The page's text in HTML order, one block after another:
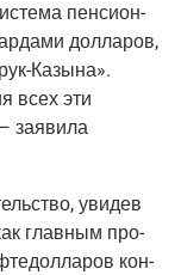
пен­си­он­
дол­ла­ров,
Казы­на».
всех эти
заяви­ла
уви­дев
глав­ным про­
кон­